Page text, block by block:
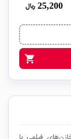
25,200 ریال
shopping_cart